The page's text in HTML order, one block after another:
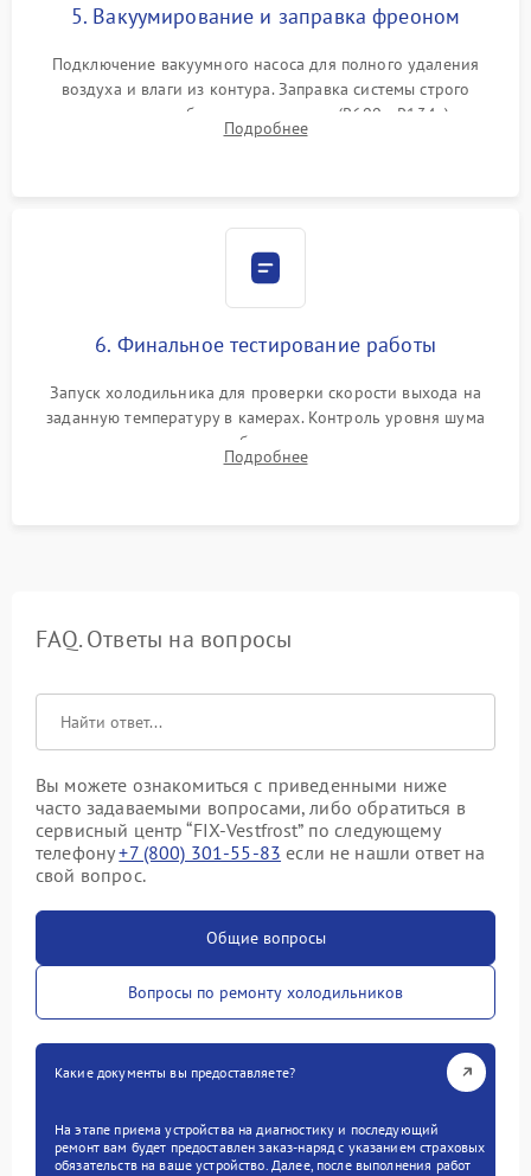
5. Вакуумирование и заправка фреоном
Подключение вакуумного насоса для полного удаления
воздуха и влаги из контура. Заправка системы строго
дозированным объемом хладагента (R600a, R134a) по
электронным весам. Контроль рабочего давления в системе.
Подробнее
6. Финальное тестирование работы
Запуск холодильника для проверки скорости выхода на
заданную температуру в камерах. Контроль уровня шума
компрессора, отсутствия обмерзания стенок и корректного
срабатывания системы автоматической оттайки.
Подробнее
FAQ. Ответы на вопросы
Вы можете ознакомиться с приведенными ниже
часто задаваемыми вопросами, либо обратиться в
сервисный центр “FIX-Vestfrost” по следующему
телефону+7 (800) 301-55-83 если не нашли ответ на
свой вопрос.
Общие вопросы
Вопросы по ремонту холодильников
Какие документы вы предоставляете?
На этапе приема устройства на диагностику и последующий
ремонт вам будет предоставлен заказ-наряд с указанием страховых
обязательств на ваше устройство. Далее, после выполнения работ